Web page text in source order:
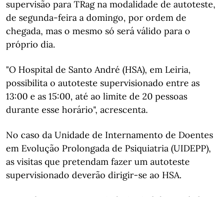
supervisão para TRag na modalidade de autoteste,
de segunda-feira a domingo, por ordem de
chegada, mas o mesmo só será válido para o
próprio dia.
"O Hospital de Santo André (HSA), em Leiria,
possibilita o autoteste supervisionado entre as
13:00 e as 15:00, até ao limite de 20 pessoas
durante esse horário", acrescenta.
No caso da Unidade de Internamento de Doentes
em Evolução Prolongada de Psiquiatria (UIDEPP),
as visitas que pretendam fazer um autoteste
supervisionado deverão dirigir-se ao HSA.